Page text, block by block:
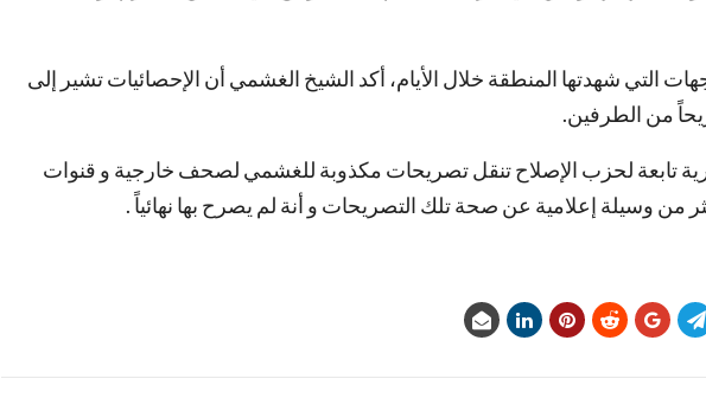
التي شهدتها المنطقة خلال الأيام، أكد الشيخ الغشمي أن الإحصائيات تشير إلى
تابعة لحزب الإصلاح تنقل تصريحات مكذوبة للغشمي لصحف خارجية و قنوات
من وسيلة إعلامية عن صحة تلك التصريحات و أنة لم يصرح بها نهائياً .